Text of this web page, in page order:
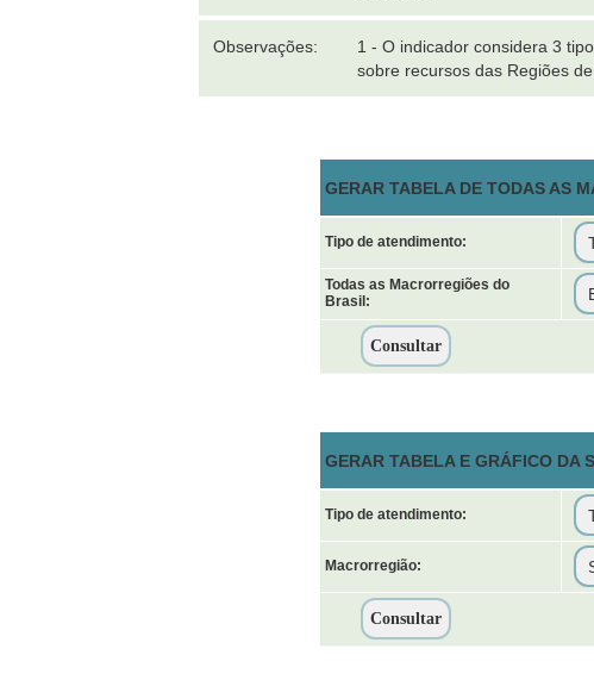
Observações:
1 - O indicador considera 3
sobre recursos das Regiões
GERAR TABELA DE TODAS AS
Tipo de atendimento:
Todas as Macrorregiões do
Brasil:
GERAR TABELA E GRÁFICO DA
Tipo de atendimento:
Macrorregião: